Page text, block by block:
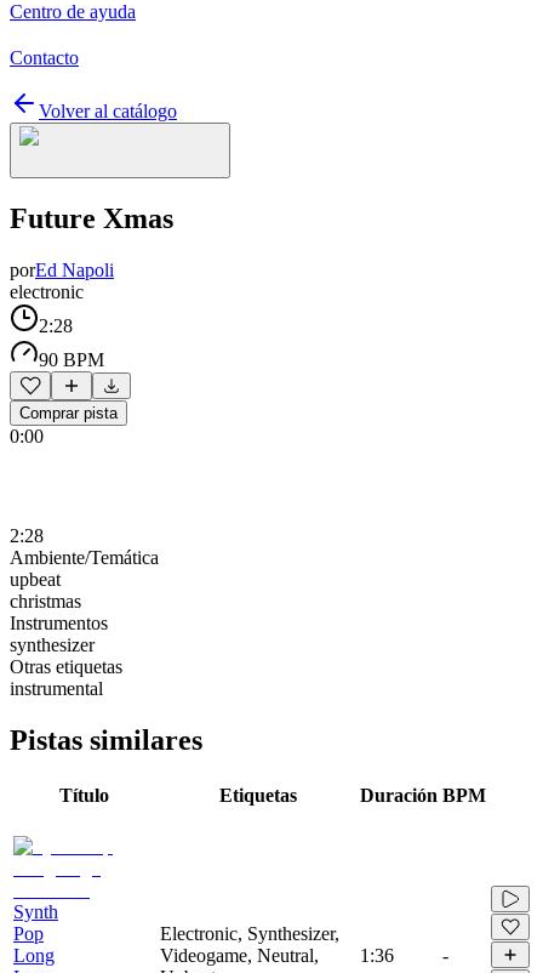
Centro de ayuda
Contacto
Volver al catálogo
Future Xmas
porEd Napoli
electronic
2:28
90 BPM
Comprar pista
0:00
2:28
Ambiente/Temática
upbeat
christmas
Instrumentos
synthesizer
Otras etiquetas
instrumental
Pistas similares
Título Etiquetas Duración BPM
Synth
Pop
Long
Electronic, Synthesizer,
Videogame, Neutral,
1:36 -